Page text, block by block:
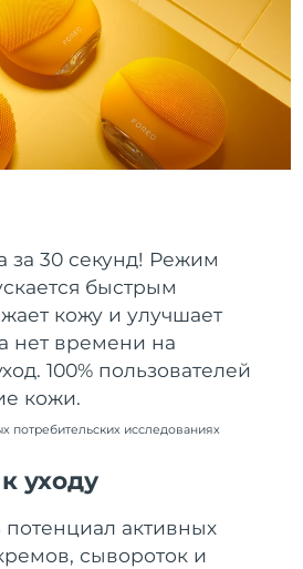
за 30 секунд! Режим
быстрым
кожу и улучшает
нет времени на
100% пользователей
кожи.
потребительских исследованиях
уходу
потенциал активных
сывороток и
Ожидаемая дата доставки
8/11/26
Ожидаемая дата доставки
8/10/26
Ожидаемая дата доставки
Ожидаемая дата доставки
Ожидаемая дата доставки
8/10/26
Ожидаемая дата доставки
8/18/26
Ожидаемая дата доставки
Ожидаемая дата доставки